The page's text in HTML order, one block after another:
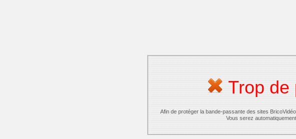
Trop de
Afin de protéger la bande-passante des sites
Vous serez